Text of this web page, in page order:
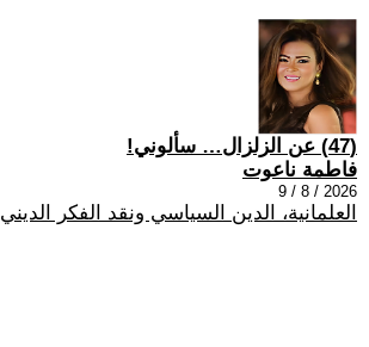
(47) عن الزلزال… سألوني!
فاطمة ناعوت
2026 / 8 / 9
العلمانية، الدين السياسي ونقد الفكر الديني